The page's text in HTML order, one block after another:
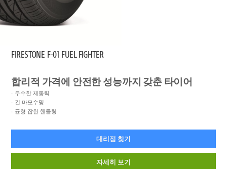
FIRESTONE F-01 FUEL FIGHTER
합리적 가격에 안전한 성능까지 갖춘 타이어
우수한 제동력
긴 마모수명
균형 잡힌 핸들링
대리점 찾기
자세히 보기